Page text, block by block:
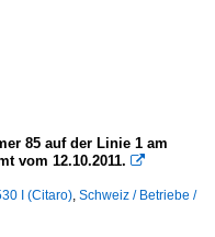
85 auf der Linie 1 am
vom 12.10.2011. 
I (Citaro), Schweiz / Betriebe /